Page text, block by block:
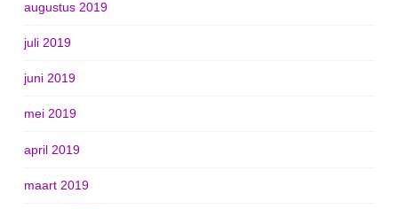
augustus 2019
juli 2019
juni 2019
mei 2019
april 2019
maart 2019